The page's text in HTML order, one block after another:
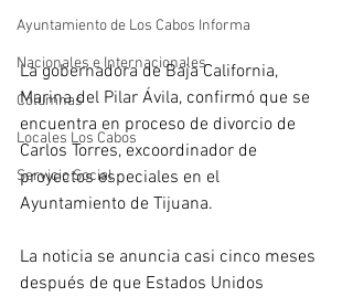
Ayuntamiento de Los Cabos Informa
Nacionales e Internacionales
Columnas
Locales Los Cabos
Servicio Social
La gobernadora de Baja California,
Marina del Pilar Ávila, confirmó que se
encuentra en proceso de divorcio de
Carlos Torres, excoordinador de
proyectos especiales en el
Ayuntamiento de Tijuana.
La noticia se anuncia casi cinco meses
después de que Estados Unidos